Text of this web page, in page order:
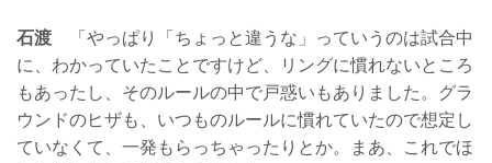
石渡 「やっぱり「ちょっと違うな」っていうのは試合中
に、わかっていたことですけど、リングに慣れないところ
もあったし、そのルールの中で戸惑いもありました。グラ
ウンドのヒザも、いつものルールに慣れていたので想定し
ていなくて、一発もらっちゃったりとか。まあ、これでほ